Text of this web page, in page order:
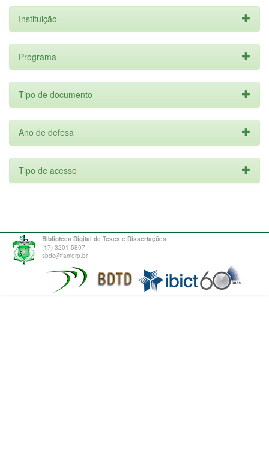
Instituição
Programa
Tipo de documento
Ano de defesa
Tipo de acesso
Biblioteca Digital de Teses e Dissertações
(17) 3201-5807
sbdc@famerp.br